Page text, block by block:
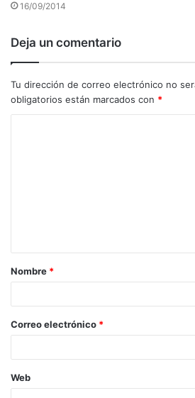
16/09/2014
Deja un comentario
Tu dirección de correo electrónico no
obligatorios están marcados con *
a
r
*
Nombre *
Correo electrónico *
Web